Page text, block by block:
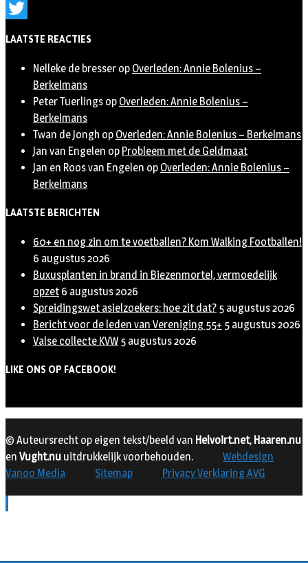
Instagram
LAATSTE REACTIES
Nelleke de bresser op Overleden: Annie Bolenius –
Berkelmans
Peter Tuerlings op Overleden: Annie Bolenius –
Berkelmans
Twan de Jongh op Overleden: Annie Bolenius – Berkelmans
Jan van Engelen op Probleem met de Geldmaat
Jan en Roos van Engelen op Overleden: Annie Bolenius –
Berkelmans
LAATSTE BERICHTEN
60+ en nog zin om te voetballen? Kom Walking Footballen!
6 augustus 2026
Buxusplanten in brand in Biezenmortel, vermoedelijk
opzet 6 augustus 2026
Spreidingswet asielzoekers: hoe zit dat? 5 augustus 2026
Bericht voor de leden van Vereniging 55+ 5 augustus 2026
Valse collecte KVW 5 augustus 2026
LIKE ONS OP FACEBOOK!
© Auteursrecht op eigen tekst/beeld van Helvoirt.net, Haaren.nu
en Vught.nu uitdrukkelijk voorbehouden.
Webdesign
Vanoo Media
Sitemap Privacy Verklaring AVG